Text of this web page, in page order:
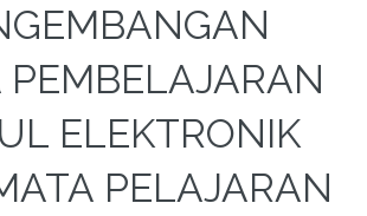
PEMBELAJARAN
ELEKTRONIK
PELAJARAN